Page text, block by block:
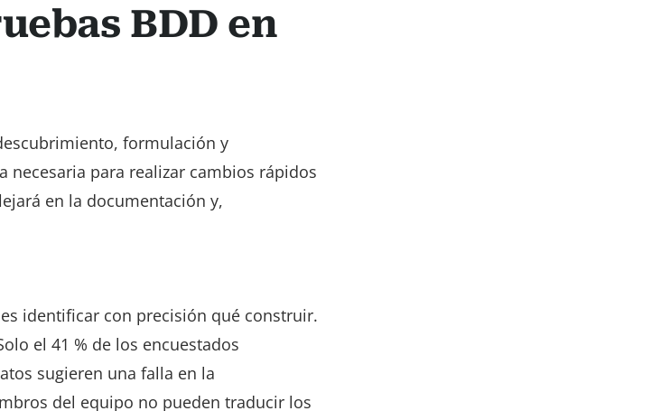
BDD en
formulación y
necesaria para realizar cambios rápidos
en la documentación y,
identificar con precisión qué construir.
el 41 % de los encuestados
sugieren una falla en la
del equipo no pueden traducir los